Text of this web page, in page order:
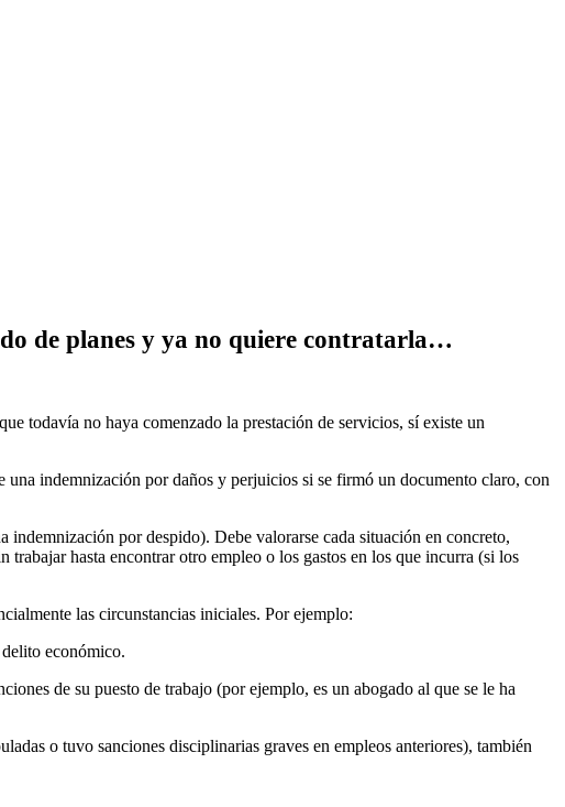
de planes y ya no quiere contratarla…
todavía no haya comenzado la prestación de servicios, sí existe un
una indemnización por daños y perjuicios si se firmó un documento claro, con
por despido). Debe valorarse cada situación en concreto,
hasta encontrar otro empleo o los gastos en los que incurra (si los
las circunstancias iniciales. Por ejemplo:
económico.
de su puesto de trabajo (por ejemplo, es un abogado al que se le ha
o tuvo sanciones disciplinarias graves en empleos anteriores), también